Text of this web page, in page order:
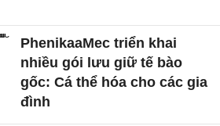
PhenikaaMec triển khai
nhiều gói lưu giữ tế bào
gốc: Cá thể hóa cho các gia
đình